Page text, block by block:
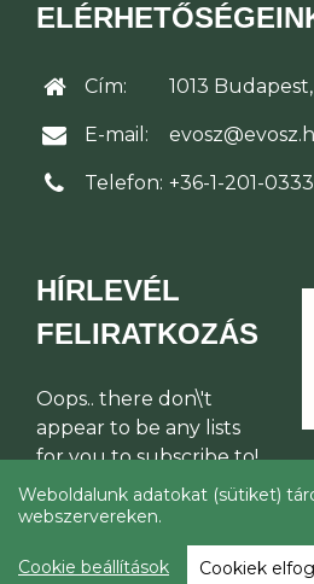
Cím: 1013
E-mail:
Telefon: +36-1-201-0333
HÍRLEVÉL
FELIRATKOZÁS
Oops.. there don\'t
appear to be any lists
for you to subscribe to!
© Építési
Weboldalunk adatokat (sütiket)
webszervereken.
Cookie beállítások Cookiek